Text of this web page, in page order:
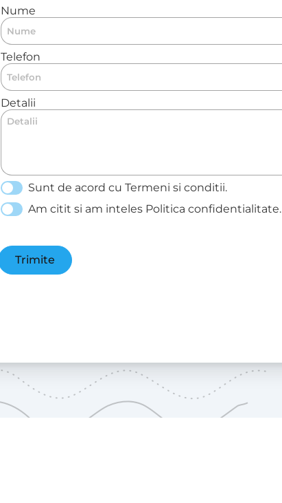
Nume
Telefon
Detalii
Sunt de acord cu Termeni si conditii.
Am citit si am inteles Politica confidentialitate.
Trimite